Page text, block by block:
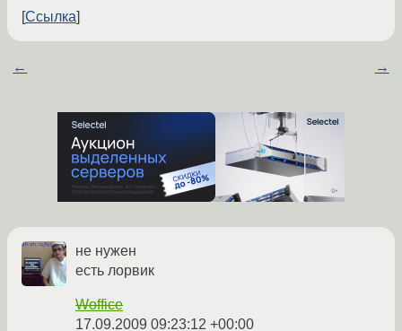
Ссылка
← →
не нужен
есть лорвик
Woffice
17.09.2009 09:23:12 +00:00